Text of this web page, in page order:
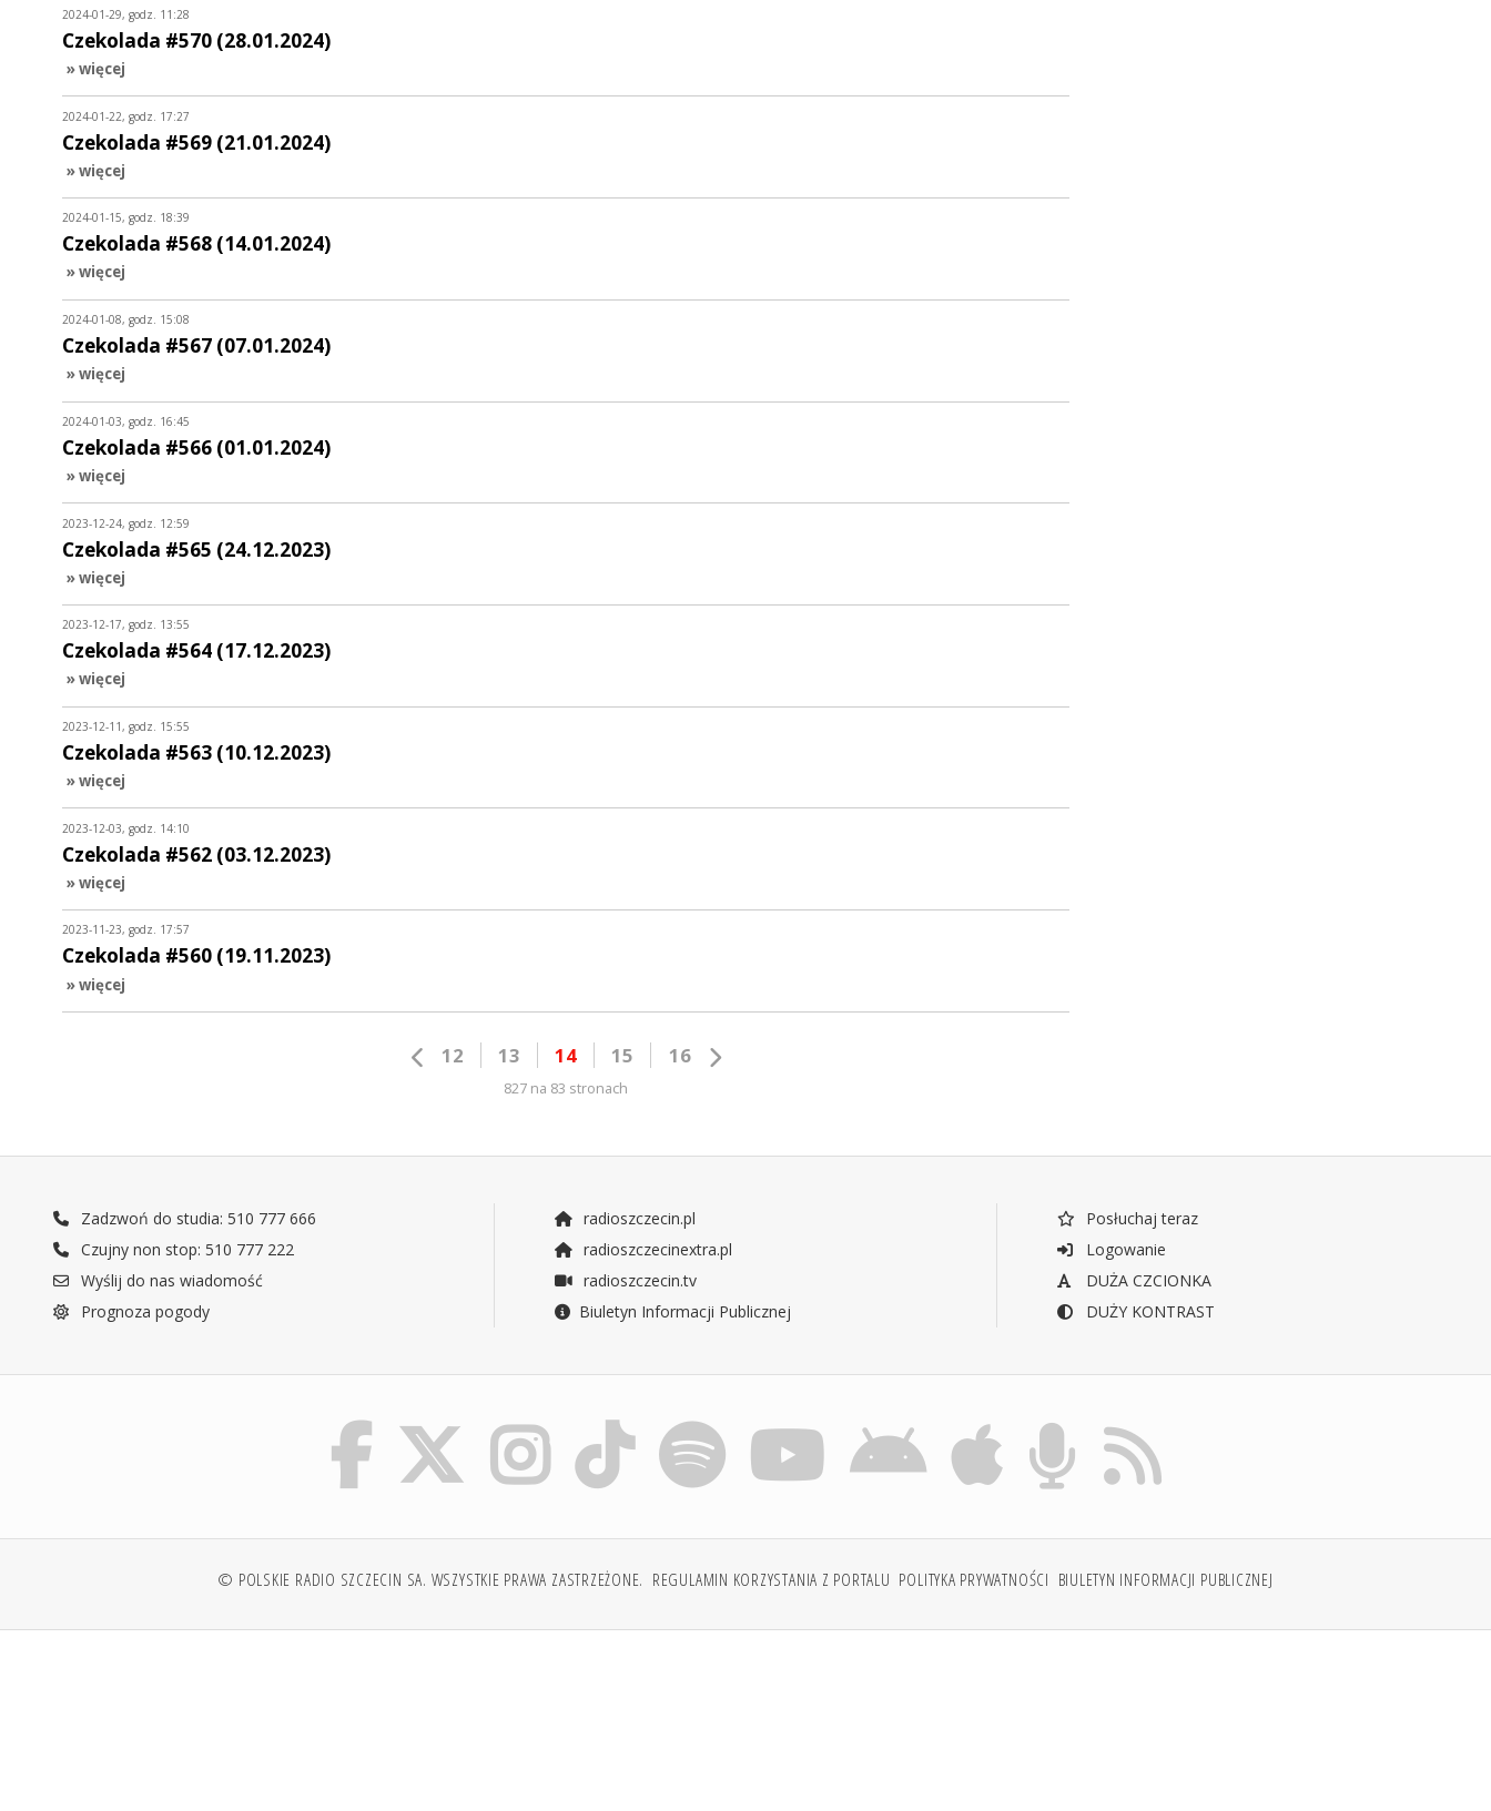
2024-01-29, godz. 11:28
Czekolada #570 (28.01.2024)
» więcej
2024-01-22, godz. 17:27
Czekolada #569 (21.01.2024)
» więcej
2024-01-15, godz. 18:39
Czekolada #568 (14.01.2024)
» więcej
2024-01-08, godz. 15:08
Czekolada #567 (07.01.2024)
» więcej
2024-01-03, godz. 16:45
Czekolada #566 (01.01.2024)
» więcej
2023-12-24, godz. 12:59
Czekolada #565 (24.12.2023)
» więcej
2023-12-17, godz. 13:55
Czekolada #564 (17.12.2023)
» więcej
2023-12-11, godz. 15:55
Czekolada #563 (10.12.2023)
» więcej
2023-12-03, godz. 14:10
Czekolada #562 (03.12.2023)
» więcej
2023-11-23, godz. 17:57
Czekolada #560 (19.11.2023)
» więcej
12 13 14 15 16
827 na 83 stronach
Zadzwoń do studia: 510 777 666
Czujny non stop: 510 777 222
Wyślij do nas wiadomość
Prognoza pogody
radioszczecin.pl
radioszczecinextra.pl
radioszczecin.tv
Biuletyn Informacji Publicznej
Posłuchaj teraz
Logowanie
DUŻA CZCIONKA
DUŻY KONTRAST
© POLSKIE RADIO SZCZECIN SA. WSZYSTKIE PRAWA ZASTRZEŻONE. REGULAMIN KORZYSTANIA Z PORTALU POLITYKA PRYWATNOŚCI BIULETYN INFORMACJI PUBLICZNEJ